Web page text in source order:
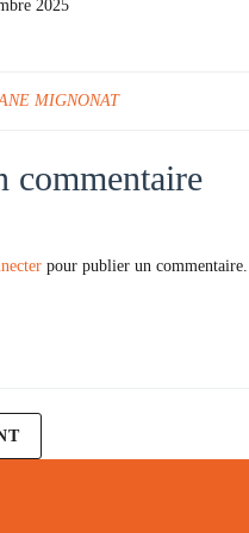
2025
MIGNONAT
commentaire
pour publier un commentaire.